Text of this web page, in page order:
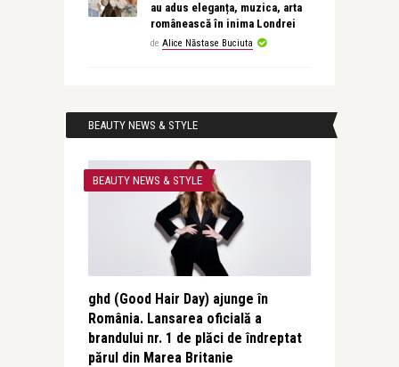
au adus eleganța, muzica, arta
românească în inima Londrei
de Alice Năstase Buciuta
BEAUTY NEWS & STYLE
BEAUTY NEWS & STYLE
ghd (Good Hair Day) ajunge în
România. Lansarea oficială a
brandului nr. 1 de plăci de îndreptat
părul din Marea Britanie